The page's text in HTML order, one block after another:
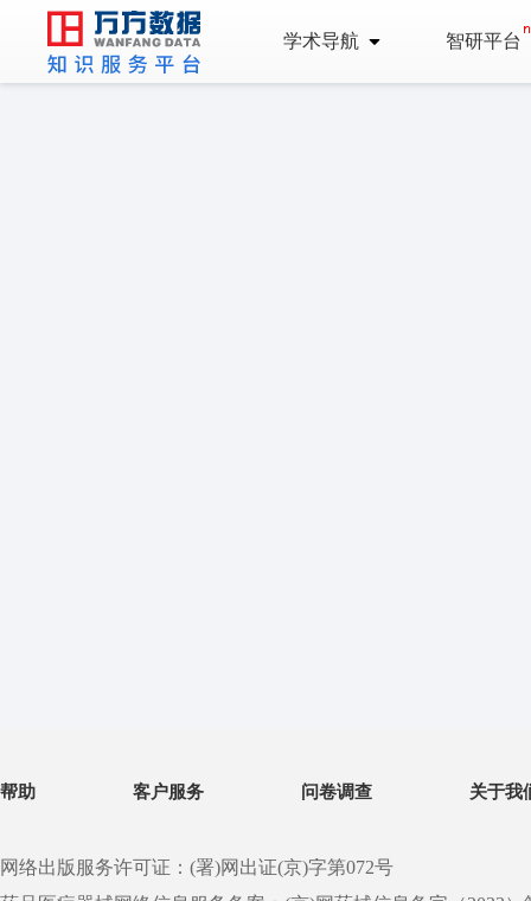
学术导航 智研平台
帮助 客户服务 问卷调查 关于我
网络出版服务许可证：(署)网出证(京)字第072号